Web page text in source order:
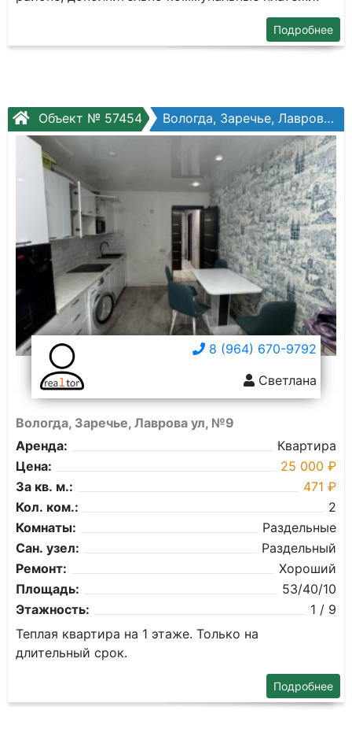
Подробнее
Объект № 57454 Вологда, Заречье, Лаврова ул, №9
8 (964) 670-9792
Светлана
Вологда, Заречье, Лаврова ул, №9
Аренда:
Квартира
Цена:
25 000 ₽
За кв. м.:
471 ₽
Кол. ком.:
2
Комнаты:
Раздельные
Сан. узел:
Раздельный
Ремонт:
Хороший
Площадь:
53/40/10
Этажность:
1 / 9
Теплая квартира на 1 этаже. Только на
длительный срок.
Подробнее